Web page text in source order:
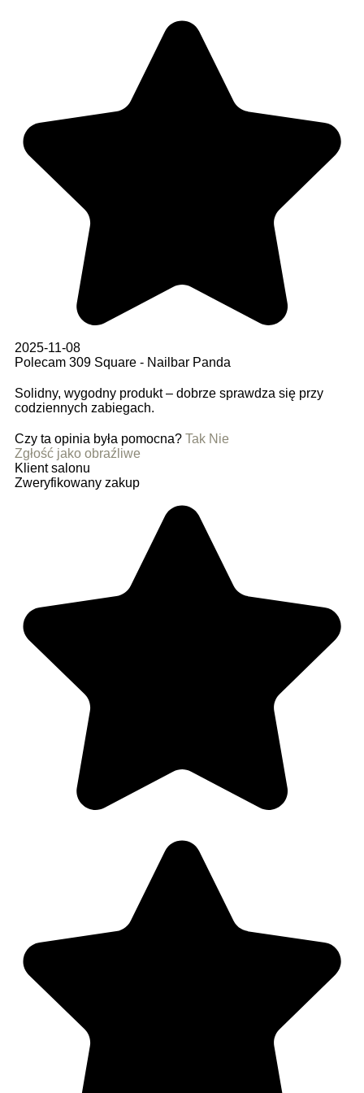
2025-11-08
Polecam 309 Square - Nailbar Panda
Solidny, wygodny produkt – dobrze sprawdza się przy
codziennych zabiegach.
Czy ta opinia była pomocna? Tak Nie
Zgłość jako obraźliwe
Klient salonu
Zweryfikowany zakup